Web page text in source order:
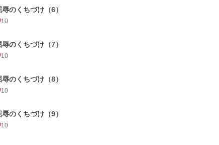
辱のくちづけ（6）
10
辱のくちづけ（7）
10
辱のくちづけ（8）
10
辱のくちづけ（9）
10